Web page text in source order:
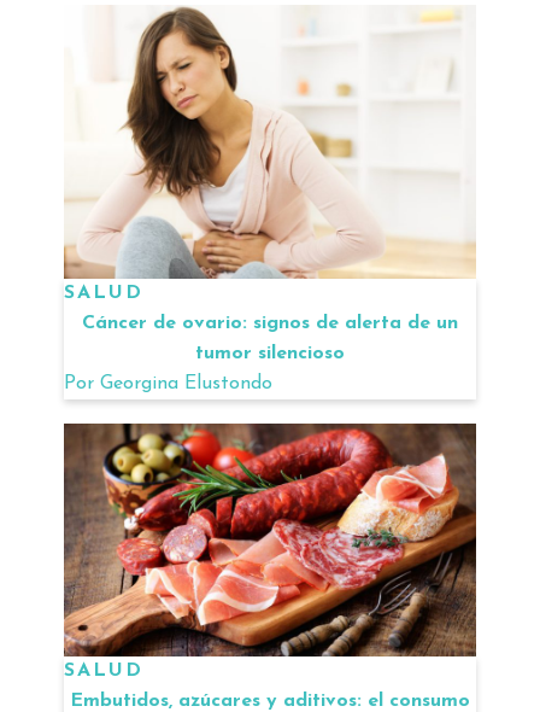
SALUD
Cáncer de ovario: signos de alerta de un
tumor silencioso
Por Georgina Elustondo
SALUD
Embutidos, azúcares y aditivos: el consumo